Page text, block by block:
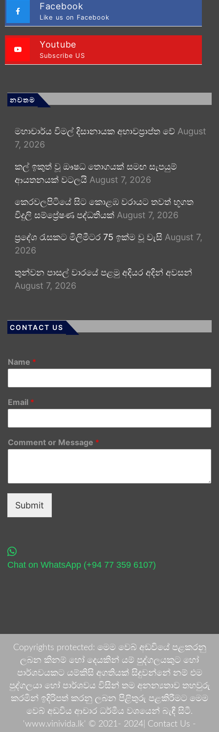
Facebook
Like us on Facebook
Youtube
Subscribe US
නවතම
මහාචාර්ය විමල් දිසානායක අභාවප්‍රාප්ත වේ August
7, 2026
කල් ඉකුත් වූ ඖෂධ තොගයක් සමඟ සැපයුම්
ආයතනයක් වටලයි August 7, 2026
කෙරවලපිටියේ සිට කොළඹ වරායට තවත් භූගත
විදුලි සම්ප්‍රේෂණ පද්ධතියක් August 7, 2026
ප්‍රදේශ රැසකට මිලිමීටර 75 ඉක්ම වූ වැසි August 7,
2026
තුන්වන පාසල් වාරයේ පළමු අදියර අදින් අවසන්
August 7, 2026
CONTACT US
Name *
Email *
Comment or Message *
Submit
Chat on WhatsApp (+94 77 359 6107)
Copyrights protected: මෙම වෙබ් අඩවියේ පළකරනු
ලබන කිනම් හෝ දෙයකින් යම් පුද්ගලයකුට හෝ
පාර්ශවයකට යම්කිසි අගතියක් සිදුවන්නේ නම් එම
පුද්ගලයා හෝ පාර්ශවය විසින් තම අනන්‍යතාව තහවුරු
කරමින් ඉදිරිපත් කරනු ලබන පිළිතුරු පළකිරීමට මෙම
වෙබ් අඩවිය ආචාර ධර්මීය වශයෙන් බැඳී සිටී.
'www.vinivida.lk' © 2021- 2024| Contact Us -